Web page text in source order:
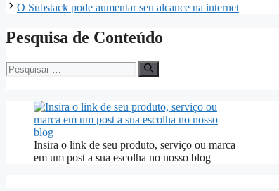
O Substack pode aumentar seu alcance na internet
Pesquisa de Conteúdo
Insira o link de seu produto, serviço ou marca
em um post a sua escolha no nosso blog